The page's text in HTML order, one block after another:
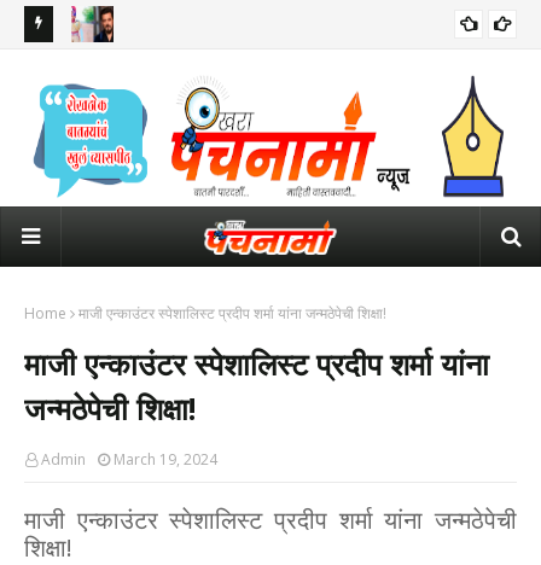
Home माजी एन्काउंटर स्पेशालिस्ट प्रदीप शर्मा यांना जन्मठेपेची शिक्षा!
माजी एन्काउंटर स्पेशालिस्ट प्रदीप शर्मा यांना
जन्मठेपेची शिक्षा!
Admin March 19, 2024
माजी एन्काउंटर स्पेशालिस्ट प्रदीप शर्मा यांना जन्मठेपेची
शिक्षा!